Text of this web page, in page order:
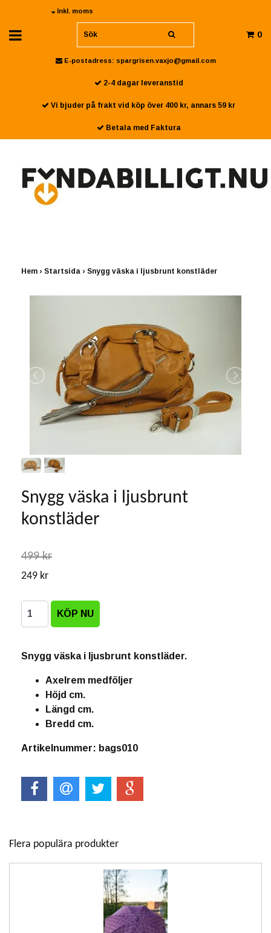
Inkl. moms
0
E-postadress: spargrisen.vaxjo@gmail.com
2-4 dagar leveranstid
Vi bjuder på frakt vid köp över 400 kr, annars 59 kr
Betala med Faktura
Hem › Startsida › Snygg väska i ljusbrunt konstläder
Snygg väska i ljusbrunt
konstläder
499 kr
249 kr
Snygg väska i ljusbrunt konstläder.
Axelrem medföljer
Höjd cm.
Längd cm.
Bredd cm.
Artikelnummer: bags010
Flera populära produkter